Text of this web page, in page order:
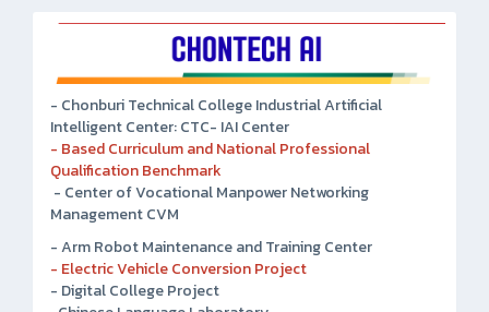
- Chonburi Technical College Industrial Artificial
Intelligent Center: CTC- IAI Center
- Based Curriculum and National Professional
Qualification Benchmark
- Center of Vocational Manpower Networking
Management CVM
- Arm Robot Maintenance and Training Center
- Electric Vehicle Conversion Project
- Digital College Project